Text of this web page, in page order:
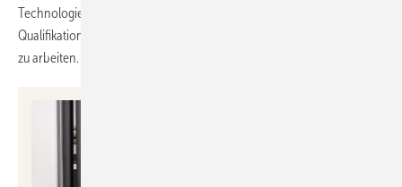
Technologien zu positionieren.“ Dies ermöglicht Fachpartnern, ihre
Qualifikation rechtzeitig anzupassen und weiterhin gesetzeskonform
zu arbeiten.